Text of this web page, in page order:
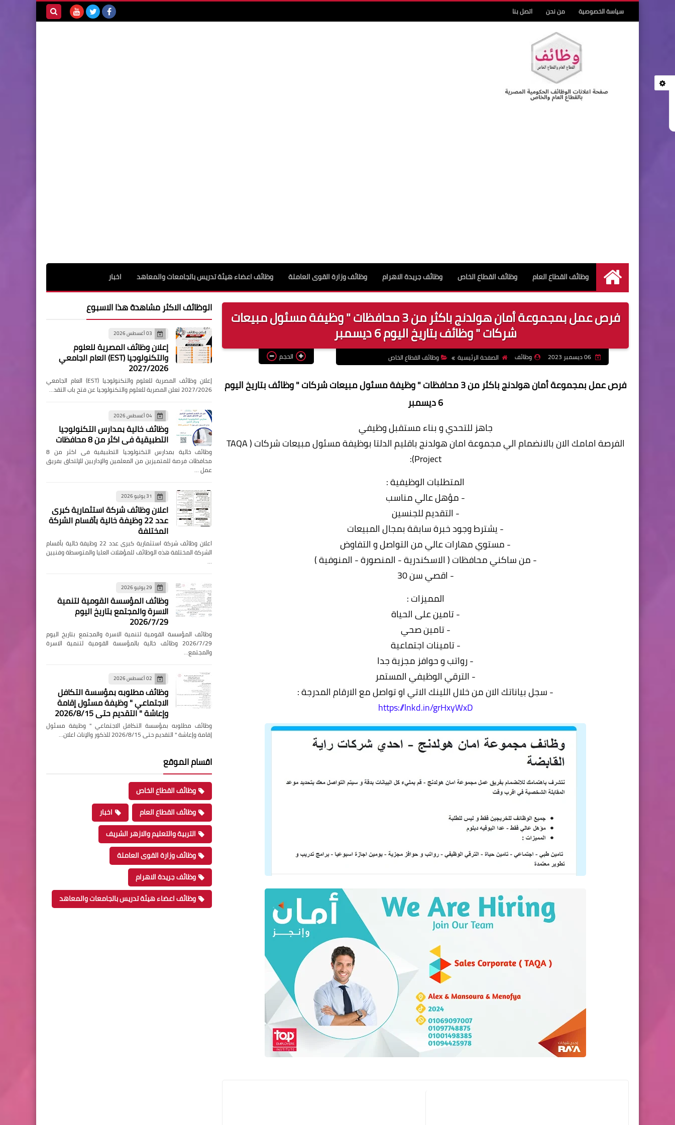
سياسة الخصوصية من نحن اتصل بنا
الرئيسية
وظائف القطاع العام وظائف القطاع الخاص وظائف جريدة الاهرام وظائف وزارة القوى العاملة وظائف اعضاء هيئة تدريس بالجامعات والمعاهد اخبار
فرص عمل بمجموعة أمان هولدنج باكثر من 3 محافظات " وظيفة مسئول مبيعات
شركات " وظائف بتاريخ اليوم 6 ديسمبر
06 ديسمبر 2023 وظائف الصفحة الرئيسية وظائف القطاع الخاص الحجم
فرص عمل بمجموعة أمان هولدنج باكثر من 3 محافظات " وظيفة مسئول مبيعات شركات " وظائف بتاريخ اليوم
6 ديسمبر
جاهز للتحدي و بناء مستقبل وظيفي
الفرصة امامك الان بالانضمام الي مجموعة امان هولدنج باقليم الدلتا بوظيفة مسئول مبيعات شركات ( TAQA
Project):
المتطلبات الوظيفية :
- مؤهل عالي مناسب
- التقديم للجنسين
- يشترط وجود خبرة سابقة بمجال المبيعات
- مستوي مهارات عالي من التواصل و التفاوض
- من ساكني محافظات ( الاسكندرية - المنصورة - المنوفية )
- اقصي سن 30
المميزات :
- تامين على الحياة
- تامين صحي
- تامينات اجتماعية
- رواتب و حوافز مجزية جدا
- الترقي الوظيفي المستمر
- سجل بياناتك الان من خلال اللينك الاتي او تواصل مع الارقام المدرجة :
https://lnkd.in/grHxyWxD
الوظائف الاكثر مشاهدة هذا الاسبوع
03 أغسطس 2026
إعلان وظائف المصرية للعلوم
والتكنولوجيا (EST) العام الجامعي
2027/2026
إعلان وظائف المصرية للعلوم والتكنولوجيا (EST) العام الجامعي
2027/2026 تعلن المصرية للعلوم والتكنولوجيا عن فتح باب التقد…
04 أغسطس 2026
وظائف خالية بمدارس التكنولوجيا
التطبيقية فى اكثر من 8 محافظات
وظائف خالية بمدارس التكنولوجيا التطبيقية فى اكثر من 8
محافظات فرصة للمتميزين من المعلمين والإداريين للإلتحاق بفريق
عمل …
31 يوليو 2026
اعلان وظائف شركة استثمارية كبرى
عدد 22 وظيفة خالية بأقسام الشركة
المختلفة
اعلان وظائف شركة استثمارية كبرى عدد 22 وظيفة خالية بأقسام
الشركة المختلفة هذه الوظائف للمؤهلات العليا والمتوسطة وفنيين
…
29 يوليو 2026
وظائف المؤسسة القومية لتنمية
الاسرة والمجتمع بتاريخ اليوم
2026/7/29
وظائف المؤسسة القومية لتنمية الاسرة والمجتمع بتاريخ اليوم
2026/7/29 وظائف خالية بالمؤسسة القومية لتنمية الاسرة
والمجتمع…
02 أغسطس 2026
وظائف مطلوبه بمؤسسة التكافل
الاجتماعي " وظيفة مسئول إقامة
وإعاشة " التقديم حتى 2026/8/15
وظائف مطلوبه بمؤسسة التكافل الاجتماعي " وظيفة مسئول
إقامة وإعاشة " التقديم حتى 2026/8/15 للذكور والإناث اعلان…
اقسام الموقع
وظائف القطاع الخاص
وظائف القطاع العام
اخبار
التربية والتعليم والازهر الشريف
وظائف وزارة القوى العاملة
وظائف جريدة الاهرام
وظائف اعضاء هيئة تدريس بالجامعات والمعاهد